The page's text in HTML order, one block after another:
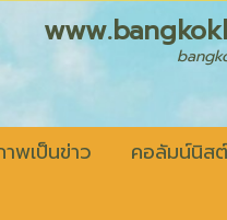
พเป็นข่าว
คอลัมน์นิส